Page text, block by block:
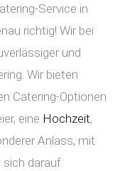
Service in
richtig! Wir bei
und
Wir bieten
Catering-Optionen
eine Hochzeit,
Anlass, mit
sich darauf